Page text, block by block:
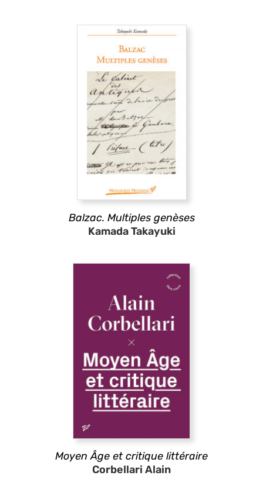
Balzac. Multiples genèses
Kamada Takayuki
Moyen Âge et critique littéraire
Corbellari Alain